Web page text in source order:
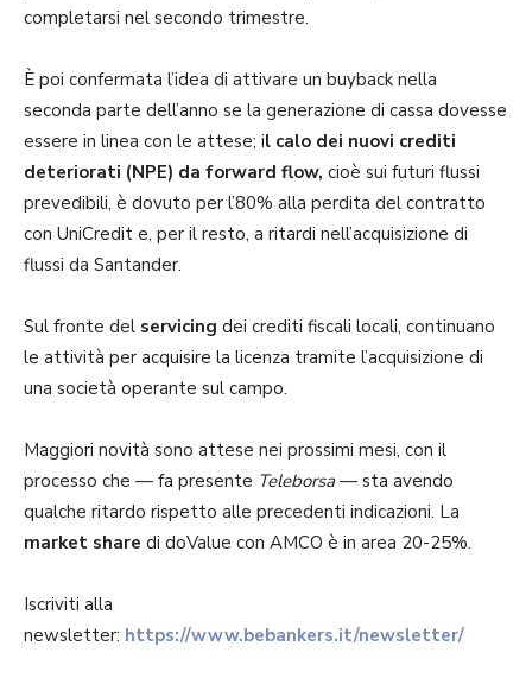
completarsi nel secondo trimestre.
È poi confermata l’idea di attivare un buyback nella
seconda parte dell’anno se la generazione di cassa dovesse
essere in linea con le attese; il calo dei nuovi crediti
deteriorati (NPE) da forward flow, cioè sui futuri flussi
prevedibili, è dovuto per l’80% alla perdita del contratto
con UniCredit e, per il resto, a ritardi nell’acquisizione di
flussi da Santander.
Sul fronte del servicing dei crediti fiscali locali, continuano
le attività per acquisire la licenza tramite l’acquisizione di
una società operante sul campo.
Maggiori novità sono attese nei prossimi mesi, con il
processo che — fa presente Teleborsa— sta avendo
qualche ritardo rispetto alle precedenti indicazioni. La
market share di doValue con AMCO è in area 20-25%.
Iscriviti alla
newsletter: https://www.bebankers.it/newsletter/